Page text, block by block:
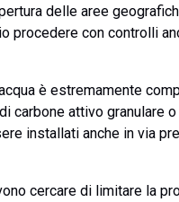
delle aree
procedere con controlli
è estremamente
carbone attivo granulare
installati anche in via
cercare di limitare la